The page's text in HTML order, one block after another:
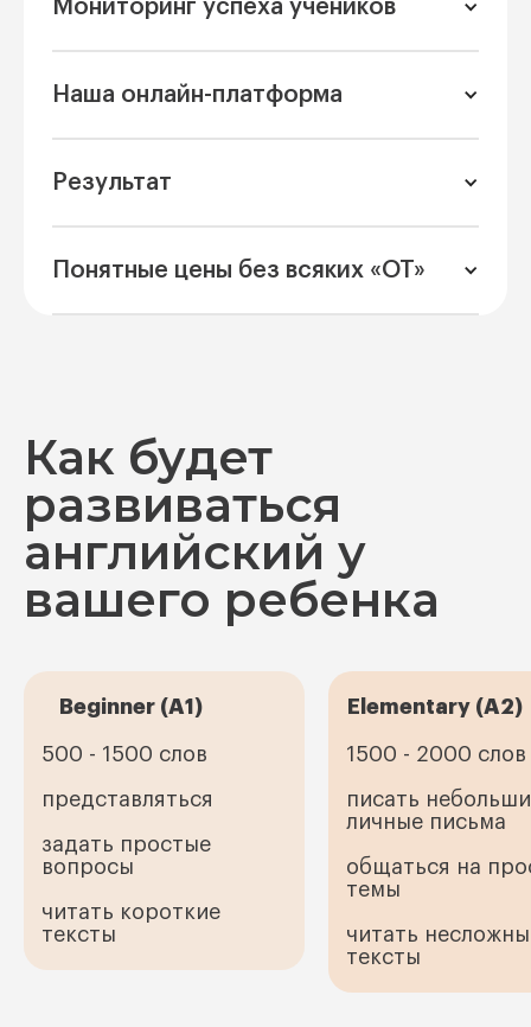
Мониторинг успеха учеников
Наша онлайн-платформа
Результат
Понятные цены без всяких «ОТ»
Как будет
развиваться
английский у
вашего ребенка
Beginner (A1)
500 - 1500 слов
представляться
задать простые
вопросы
читать короткие
тексты
Elementary (A2)
1500 - 2000 слов
писать
личные письма
общаться на
темы
читать
тексты